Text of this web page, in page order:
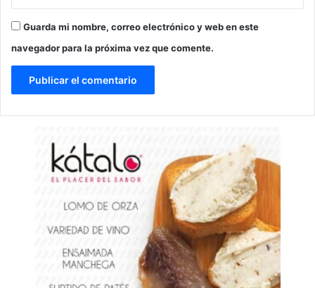
Guarda mi nombre, correo electrónico y web en este
navegador para la próxima vez que comente.